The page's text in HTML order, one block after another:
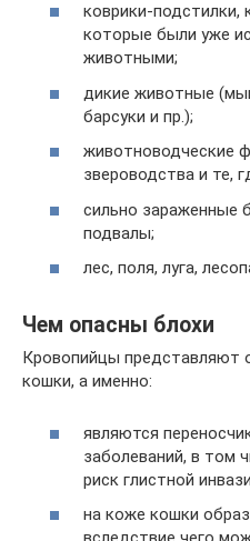
коврики-подстилки,
которые были уже
животными;
дикие животные
барсуки и пр.);
животноводческие
звероводства и те,
сильно зараженные
подвалы;
лес, поля, луга,
Чем опасны блохи
Кровопийцы представляют
кошки, а именно:
являются
заболеваний, в том
риск глистной
на коже кошки